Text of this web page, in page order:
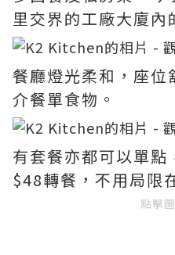
里交界的工廠大廈
餐廳燈光柔和，座位
介餐單食物。
有套餐亦都可以單點
$48轉餐，不用局限
點擊